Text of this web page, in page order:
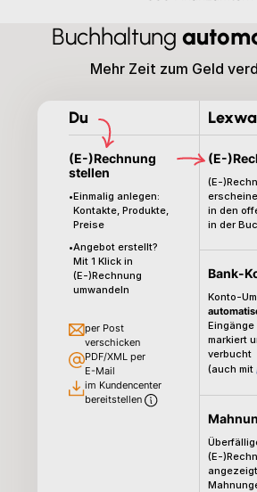
Buchhaltung
Mehr Zeit zum Geld
Du
(E-)Rechnung
stellen
•Einmalig anlegen:
Kontakte, Produkte,
Preise
•Angebot erstellt?
Mit 1 Klick in
(E-)Rechnung
umwandeln
per Post
verschicken
PDF/XML per
E-Mail
im Kundencenter
bereitstellen
(E-
(E-
in den
in der
Bank-
Konto-
markiert
verbucht
(auch mit
(E-